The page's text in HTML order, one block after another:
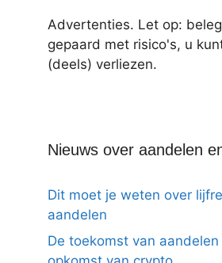
Advertenties. Let op:
gepaard met risico's, u
(deels) verliezen.
Nieuws over aandelen
Dit moet je weten over
aandelen
De toekomst van